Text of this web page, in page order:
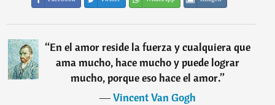
“En el amor reside la fuerza y cualquiera que
ama mucho, hace mucho y puede lograr
mucho, porque eso hace el amor.”
―Vincent Van Gogh